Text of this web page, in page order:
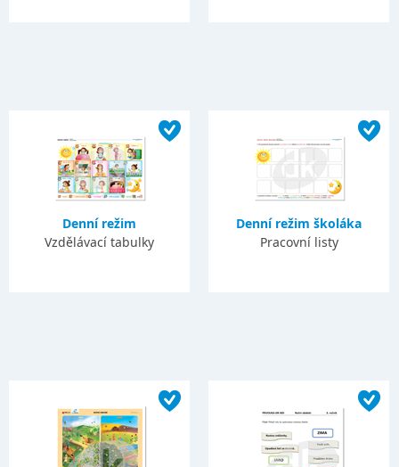
Denní režim
Vzdělávací tabulky
Denní režim školáka
Pracovní listy